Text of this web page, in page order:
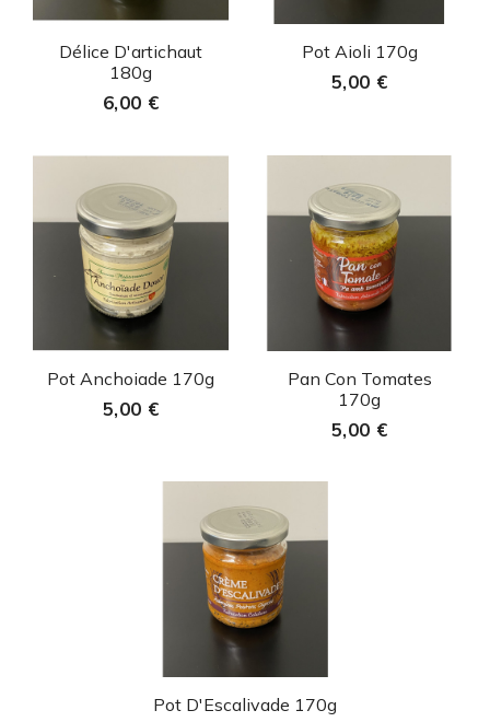
Aperçu rapide
Délice D'artichaut
180g
6,00 €
Aperçu rapide
Pot Aioli 170g
5,00 €
 Aperçu rapide
Pot Anchoiade 170g
5,00 €
Aperçu rapide
Pan Con Tomates
170g
5,00 €
Aperçu rapide
Pot D'Escalivade 170g